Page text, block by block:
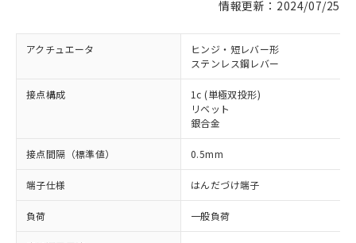
情報更新：2024/07/25
アクチュエータ
ヒンジ・短レバー形
ステンレス鋼レバー
接点構成
1c (単極双投形)
リベット
銀合金
接点間隔（標準値） 0.5mm
端子仕様 はんだづけ端子
負荷 一般負荷